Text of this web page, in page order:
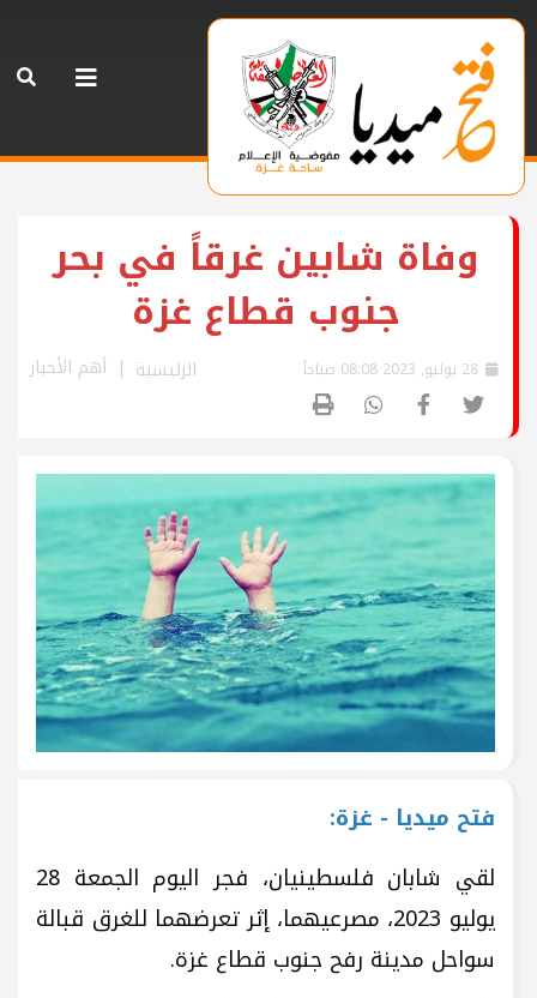
وفاة شابين غرقاً في بحر
جنوب قطاع غزة
الرئيسية أهم الأخبار
فتح ميديا - غزة:
لقي شابان فلسطينيان، فجر اليوم الجمعة 28
يوليو 2023، مصرعيهما، إثر تعرضهما للغرق قبالة
سواحل مدينة رفح جنوب قطاع غزة.